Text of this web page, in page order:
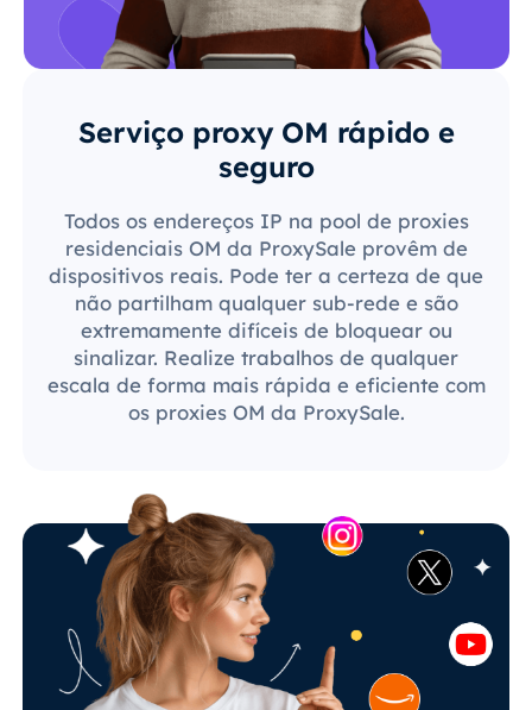
Serviço proxy OM rápido e
seguro
Todos os endereços IP na pool de proxies
residenciais OM da ProxySale provêm de
dispositivos reais. Pode ter a certeza de que
não partilham qualquer sub-rede e são
extremamente difíceis de bloquear ou
sinalizar. Realize trabalhos de qualquer
escala de forma mais rápida e eficiente com
os proxies OM da ProxySale.